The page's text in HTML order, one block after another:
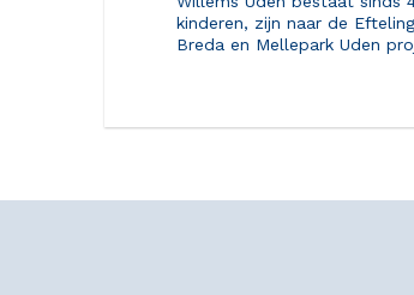
kinderen, zijn naar de
Breda en Mellepark Uden